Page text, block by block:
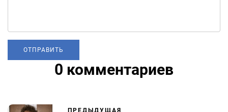
0 комментариев
ПРЕДЫДУЩАЯ